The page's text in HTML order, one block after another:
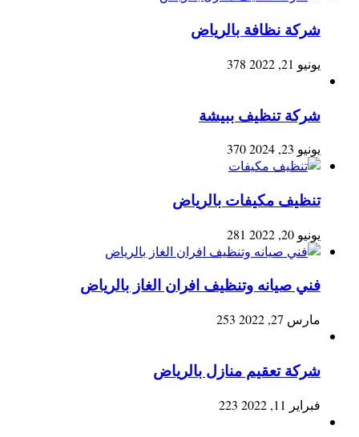
شركة نظافة بالرياض
يونيو 21, 2022 378
شركة تنظيف ببيشة
يونيو 23, 2024 370
تنظيف مكيفات بالرياض
يونيو 20, 2022 281
فني صيانه وتنظيف افران الغاز بالرياض
مارس 27, 2022 253
شركة تعقيم منازل بالرياض
فبراير 11, 2022 223